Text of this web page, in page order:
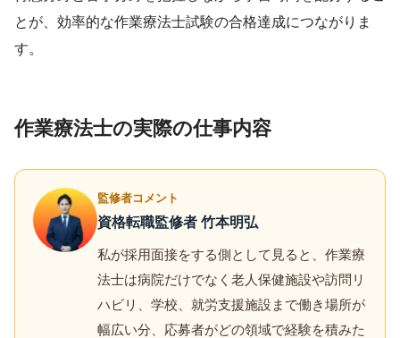
とが、効率的な作業療法士試験の合格達成につながりま
す。
作業療法士の実際の仕事内容
監修者コメント
資格転職監修者 竹本明弘
私が採用面接をする側として見ると、作業療
法士は病院だけでなく老人保健施設や訪問リ
ハビリ、学校、就労支援施設まで働き場所が
幅広い分、応募者がどの領域で経験を積みた